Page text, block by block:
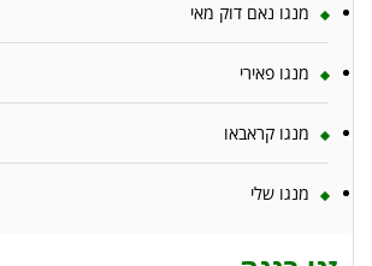
מנגו נאם דוק מאי
מנגו פאירי
מנגו קראבאו
מנגו שלי